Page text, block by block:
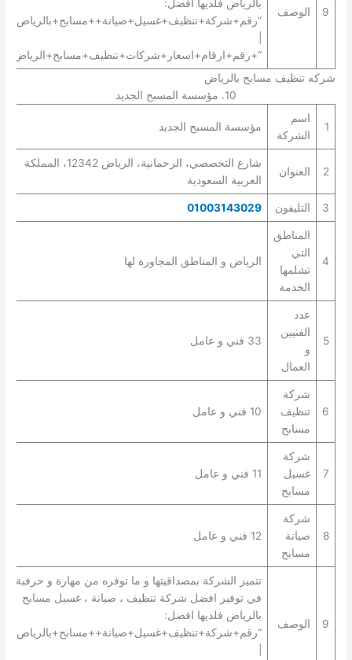
9 الوصف
بالرياض فلديها افضل:
“رقم+شركة+تنظيف+غسيل+صيانة++مسابح+بالرياض+”
“+رقم+ارقام+اسعار+شركات+تنظيف+مسابح+الرياض+”.
شركه تنظيف مسابح بالرياض
10. مؤسسة المسبح الجديد
1
اسم
الشركة
مؤسسة المسبح الجديد
2 العنوان
شارع التخصصي، الرحمانية، الرياض 12342، المملكة
العربية السعودية
3 التليفون 01003143029
4
المناطق
التي
تشلمها
الخدمة
الرياض و المناطق المجاورة لها
5
عدد
الفنيين
و
العمال
33 فني و عامل
6
شركة
تنظيف
مسابح
10 فني و عامل
7
شركة
غسيل
مسابح
11 فني و عامل
8
شركة
صيانة
مسابح
12 فني و عامل
9 الوصف
تتميز الشركة بمصداقيتها و ما توفره من مهارة و حرفية
في توفير افضل شركة تنظيف ، صيانة ، غسيل مسابح
بالرياض فلديها افضل:
“رقم+شركة+تنظيف+غسيل+صيانة++مسابح+بالرياض+”